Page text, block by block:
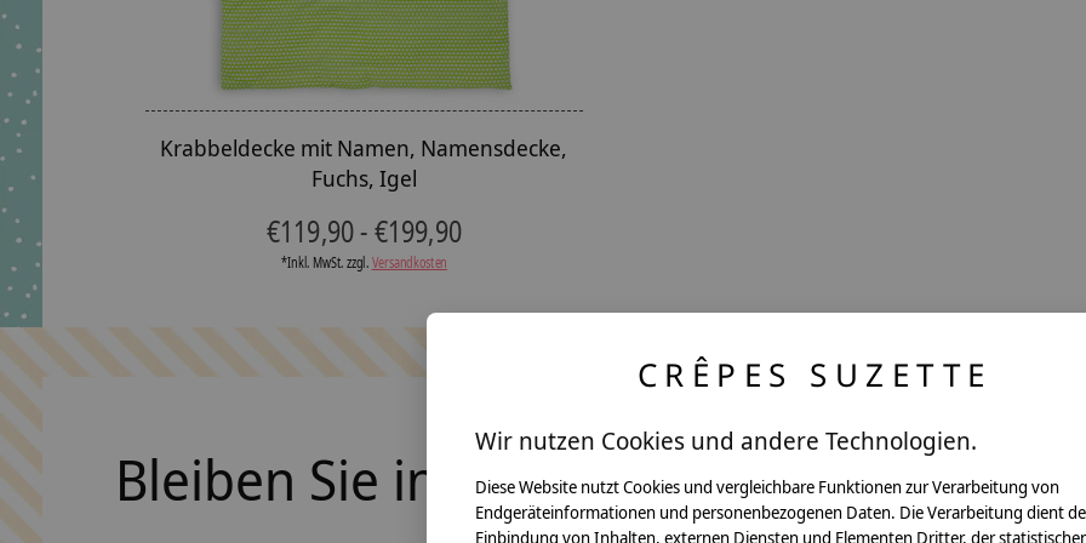
Krabbeldecke mit Namen, Namensdecke,
Fuchs, Igel
€119,90 - €199,90
*Inkl. MwSt. zzgl.Versandkosten
Bleiben Sie in Kontakt
CRÊPES SUZETTE
Wir nutzen Cookies und andere Technologien.
Diese Website nutzt Cookies und vergleichbare Funktionen zur Verarbeitung von
Endgeräteinformationen und personenbezogenen Daten. Die Verarbeitung dient
Einbindung von Inhalten, externen Diensten und Elementen Dritter, der